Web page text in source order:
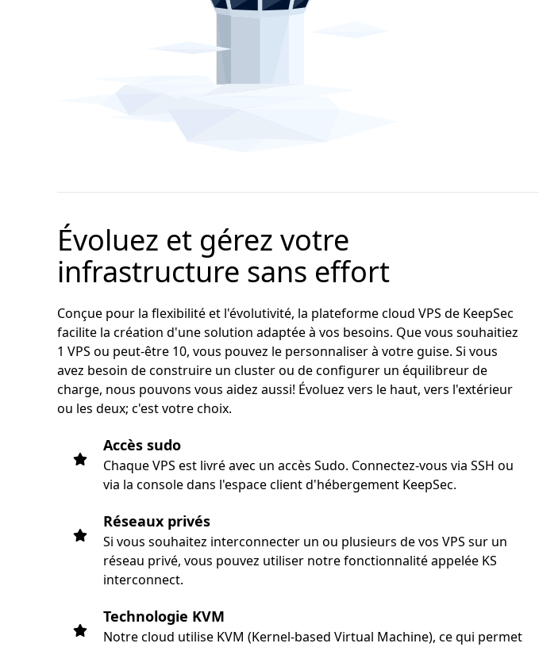
Évoluez et gérez votre
infrastructure sans effort
Conçue pour la flexibilité et l'évolutivité, la plateforme cloud VPS de KeepSec
facilite la création d'une solution adaptée à vos besoins. Que vous souhaitiez
1 VPS ou peut-être 10, vous pouvez le personnaliser à votre guise. Si vous
avez besoin de construire un cluster ou de configurer un équilibreur de
charge, nous pouvons vous aidez aussi! Évoluez vers le haut, vers l'extérieur
ou les deux; c'est votre choix.
Accès sudo
Chaque VPS est livré avec un accès Sudo. Connectez-vous via SSH ou
via la console dans l'espace client d'hébergement KeepSec.
Réseaux privés
Si vous souhaitez interconnecter un ou plusieurs de vos VPS sur un
réseau privé, vous pouvez utiliser notre fonctionnalité appelée KS
interconnect.
Technologie KVM
Notre cloud utilise KVM (Kernel-based Virtual Machine), ce qui permet